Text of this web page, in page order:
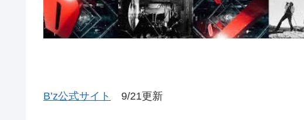
B’z公式サイト 9/21更新